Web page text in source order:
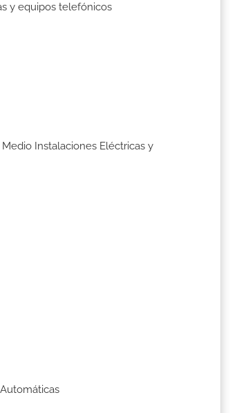
y equipos telefónicos
Instalaciones Eléctricas y